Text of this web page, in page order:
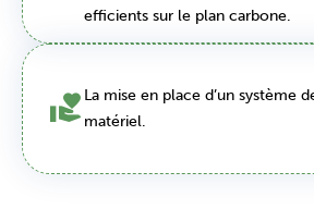
efficients sur le plan carbone.
La mise en place d’un système
matériel.